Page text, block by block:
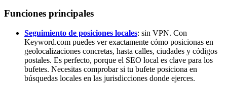
Funciones principales
Seguimiento de posiciones locales: sin VPN. Con
Keyword.com puedes ver exactamente cómo posicionas en
geolocalizaciones concretas, hasta calles, ciudades y códigos
postales. Es perfecto, porque el SEO local es clave para los
bufetes. Necesitas comprobar si tu bufete posiciona en
búsquedas locales en las jurisdicciones donde ejerces.